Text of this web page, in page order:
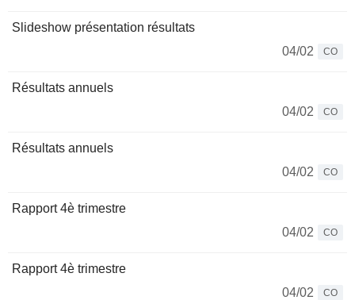
Slideshow présentation résultats
04/02
CO
Résultats annuels
04/02
CO
Résultats annuels
04/02
CO
Rapport 4è trimestre
04/02
CO
Rapport 4è trimestre
04/02
CO